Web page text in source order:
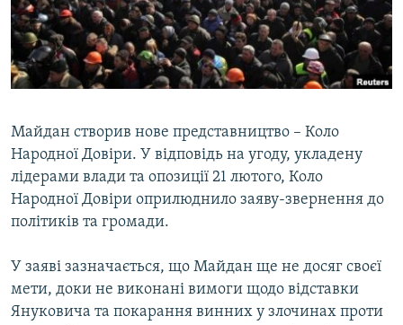
ВІДЕОУРОКИ «ELIFBE»
СВІДЧЕННЯ ОКУПАЦІЇ
УКРАЇНСЬКА ПРОБЛЕМА КРИМУ
Русский
Qırımtatar
Усі сайти RFE/RL
Майдан створив нове представництво – Коло
Народної Довіри. У відповідь на угоду, укладену
лідерами влади та опозиції 21 лютого, Коло
Народної Довіри оприлюднило заяву-звернення до
політиків та громади.
У заяві зазначається, що Майдан ще не досяг своєї
мети, доки не виконані вимоги щодо відставки
Януковича та покарання винних у злочинах проти